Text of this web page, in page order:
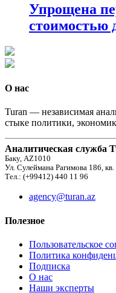
Упрощена
стоимостью
О нас
Turan — независимая
стыке политики,
Аналитическая служба
Баку, AZ1010
Ул. Сулеймана Рагимова 186, кв.
Тел.: (+99412) 440 11 96
agency@turan.az
Полезное
Пользовательское
Политика
Подписка
О нас
Наши эксперты